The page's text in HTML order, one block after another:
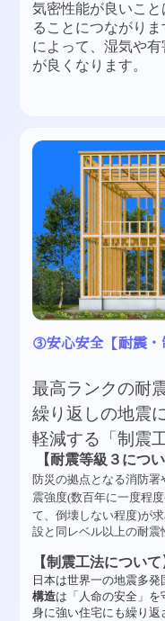
気密性能が良いこ
ることにつながり
によって、湿気や
が良くなります。
③安心安全【耐震・
最高ランクの耐
繰り返しの地震
軽減する「制震
【耐震等級３につい
防災の拠点となる消防
震強度(数百年に一度程
て、倒壊しない程度)が
設と同レベル以上の耐震
【制震工法について
日本は世界一の地震多
構造は「人命の安全」を
身に強い住宅にも繰り